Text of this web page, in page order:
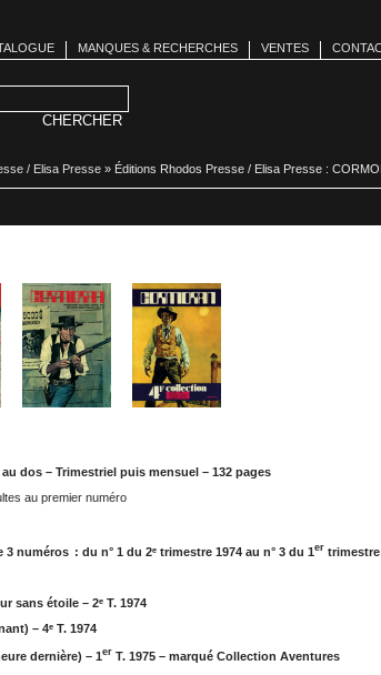
MANQUES & RECHERCHES VENTES
/ Elisa Presse» Éditions Rhodos Presse / Elisa Presse :
dos – Trimestriel puis mensuel – 132 pages
au premier numéro
3 numéros : du n° 1 du 2ᵉ trimestre 1974 au n° 3 du 1er trimestre
sans étoile – 2ᵉ T. 1974
– 4ᵉ T. 1974
dernière) – 1er T. 1975 – marqué Collection Aventures